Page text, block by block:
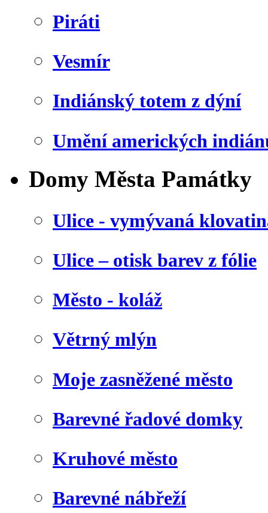
Piráti
Vesmír
Indiánský totem z dýní
Umění amerických
Domy Města Památky
Ulice - vymývaná
Ulice – otisk barev z fólie
Město - koláž
Větrný mlýn
Moje zasněžené město
Barevné řadové domky
Kruhové město
Barevné nábřeží